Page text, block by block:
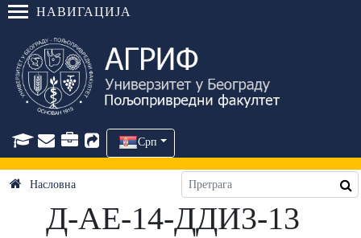
НАВИГАЦИЈА
Срп
Насловна
Д-АЕ-14-ДДИ3-13